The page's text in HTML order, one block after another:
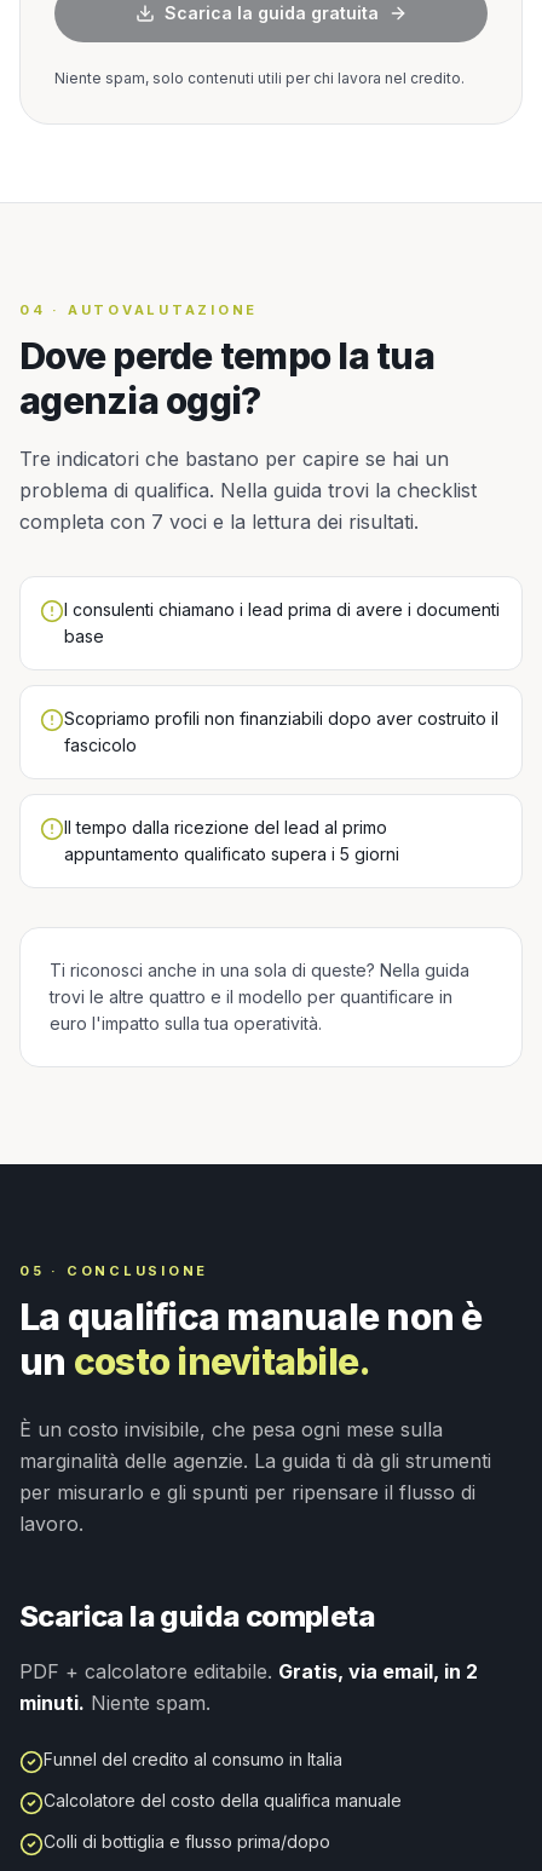
Scarica la guida gratuita
Niente spam, solo contenuti utili per chi lavora nel credito.
04 · AUTOVALUTAZIONE
Dove perde tempo la tua
agenzia oggi?
Tre indicatori che bastano per capire se hai un
problema di qualifica. Nella guida trovi la checklist
completa con 7 voci e la lettura dei risultati.
I consulenti chiamano i lead prima di avere i documenti
base
Scopriamo profili non finanziabili dopo aver costruito il
fascicolo
Il tempo dalla ricezione del lead al primo
appuntamento qualificato supera i 5 giorni
Ti riconosci anche in una sola di queste? Nella guida
trovi le altre quattro e il modello per quantificare in
euro l'impatto sulla tua operatività.
05 · CONCLUSIONE
La qualifica manuale non è
un costo inevitabile.
È un costo invisibile, che pesa ogni mese sulla
marginalità delle agenzie. La guida ti dà gli strumenti
per misurarlo e gli spunti per ripensare il flusso di
lavoro.
Scarica la guida completa
PDF + calcolatore editabile. Gratis, via email, in 2
minuti. Niente spam.
Funnel del credito al consumo in Italia
Calcolatore del costo della qualifica manuale
Colli di bottiglia e flusso prima/dopo